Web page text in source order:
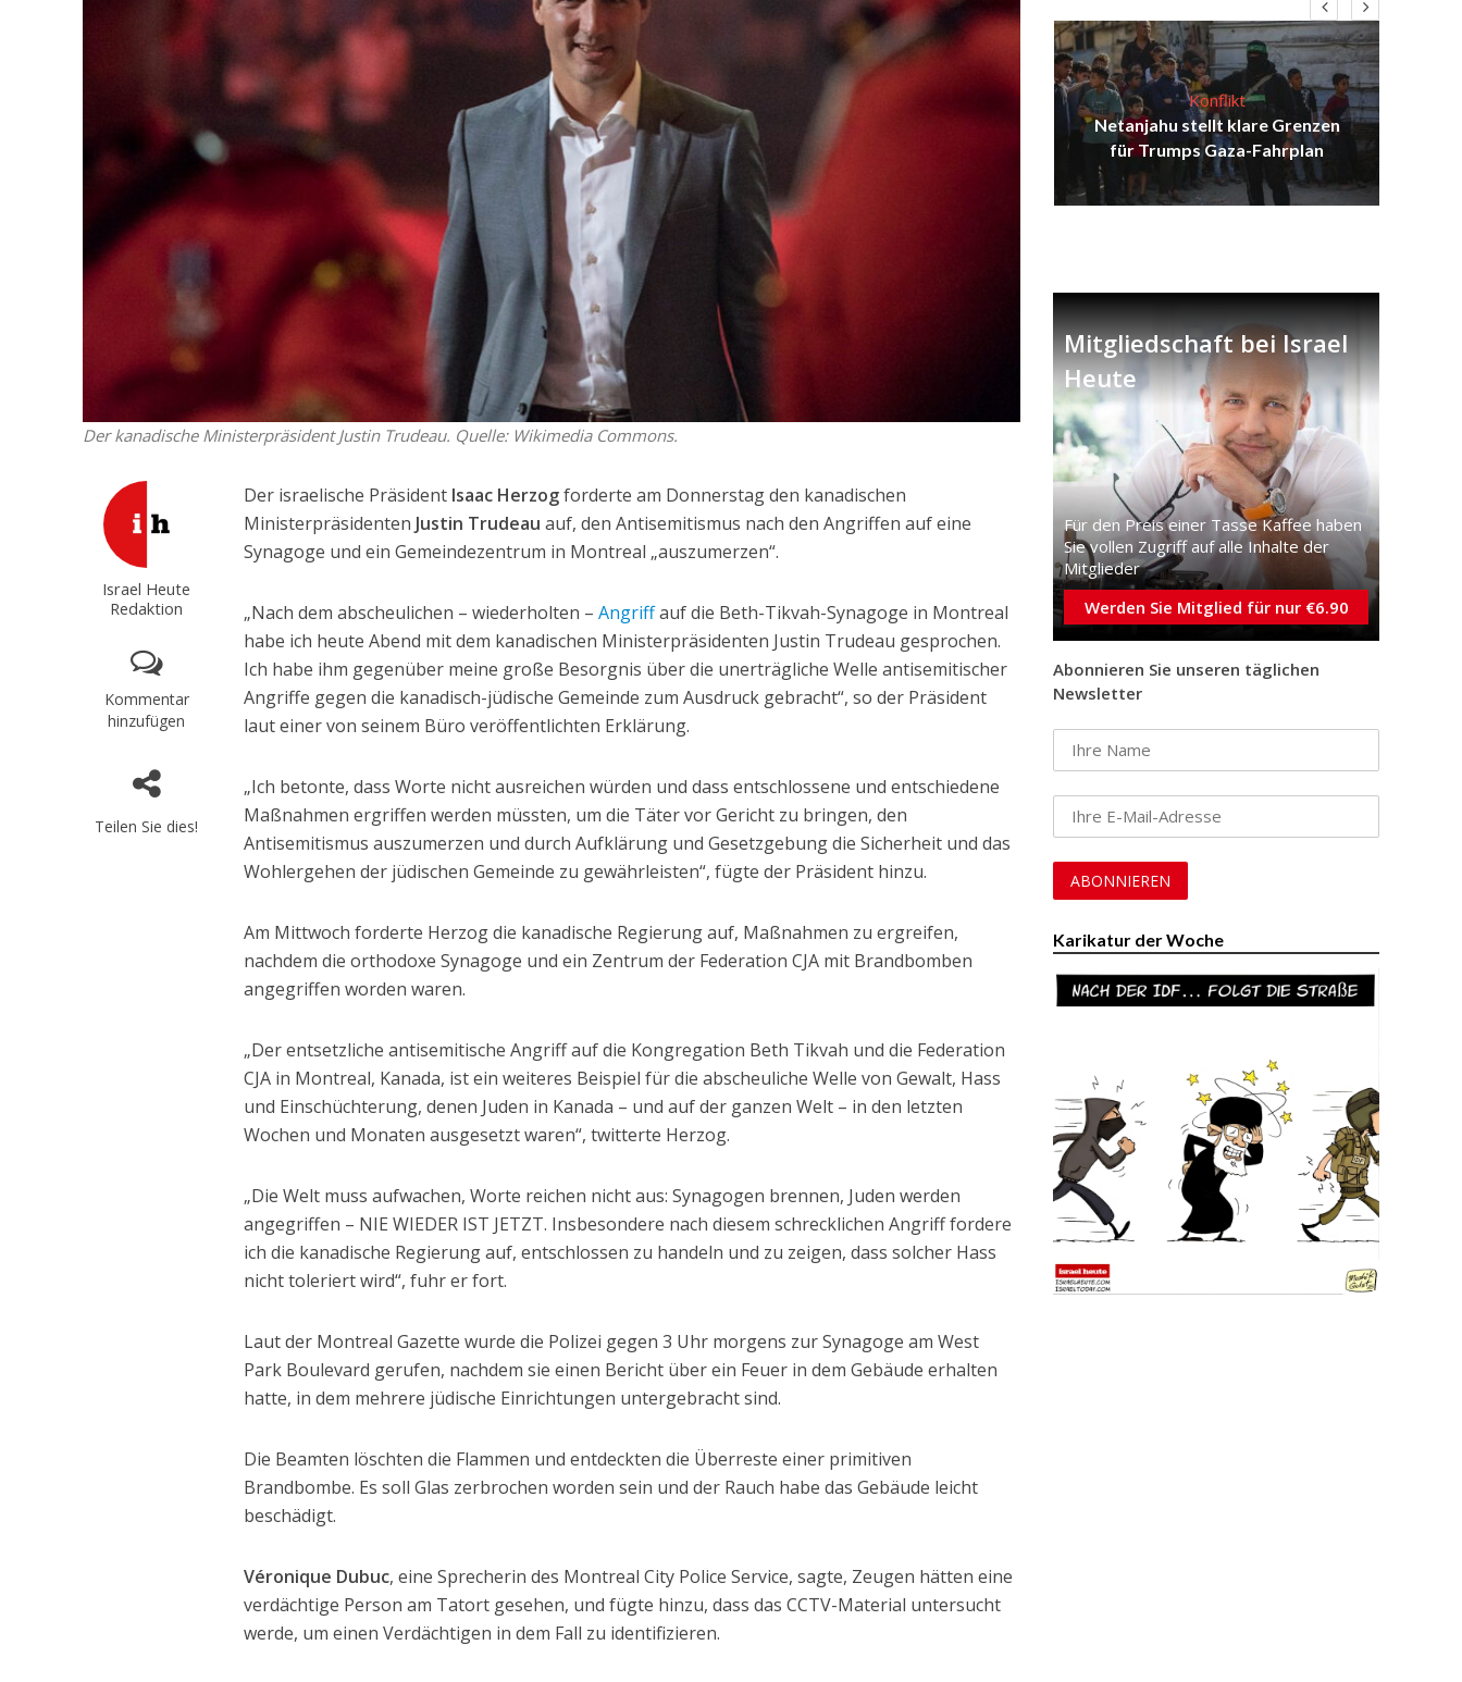
Der kanadische Ministerpräsident Justin Trudeau. Quelle: Wikimedia Commons.
Israel Heute
Redaktion
Kommentar
hinzufügen
Teilen Sie dies!
Der israelische Präsident Isaac Herzogforderte am Donnerstag den kanadischen
MinisterpräsidentenJustin Trudeau auf, den Antisemitismus nach den Angriffen auf eine
Synagoge und ein Gemeindezentrum in Montreal „auszumerzen“.
„Nach dem abscheulichen – wiederholten –Angriffauf die Beth-Tikvah-Synagoge in Montreal
habe ich heute Abend mit dem kanadischen Ministerpräsidenten Justin Trudeau gesprochen.
Ich habe ihm gegenüber meine große Besorgnis über die unerträgliche Welle antisemitischer
Angriffe gegen die kanadisch-jüdische Gemeinde zum Ausdruck gebracht“, so der Präsident
laut einer von seinem Büro veröffentlichten Erklärung.
„Ich betonte, dass Worte nicht ausreichen würden und dass entschlossene und entschiedene
Maßnahmen ergriffen werden müssten, um die Täter vor Gericht zu bringen, den
Antisemitismus auszumerzen und durch Aufklärung und Gesetzgebung die Sicherheit und das
Wohlergehen der jüdischen Gemeinde zu gewährleisten“, fügte der Präsident hinzu.
Am Mittwoch forderte Herzog die kanadische Regierung auf, Maßnahmen zu ergreifen,
nachdem die orthodoxe Synagoge und ein Zentrum der Federation CJA mit Brandbomben
angegriffen worden waren.
„Der entsetzliche antisemitische Angriff auf die Kongregation Beth Tikvah und die Federation
CJA in Montreal, Kanada, ist ein weiteres Beispiel für die abscheuliche Welle von Gewalt, Hass
und Einschüchterung, denen Juden in Kanada – und auf der ganzen Welt – in den letzten
Wochen und Monaten ausgesetzt waren“, twitterte Herzog.
„Die Welt muss aufwachen, Worte reichen nicht aus: Synagogen brennen, Juden werden
angegriffen – NIE WIEDER IST JETZT. Insbesondere nach diesem schrecklichen Angriff fordere
ich die kanadische Regierung auf, entschlossen zu handeln und zu zeigen, dass solcher Hass
nicht toleriert wird“, fuhr er fort.
Laut der Montreal Gazette wurde die Polizei gegen 3 Uhr morgens zur Synagoge am West
Park Boulevard gerufen, nachdem sie einen Bericht über ein Feuer in dem Gebäude erhalten
hatte, in dem mehrere jüdische Einrichtungen untergebracht sind.
Die Beamten löschten die Flammen und entdeckten die Überreste einer primitiven
Brandbombe. Es soll Glas zerbrochen worden sein und der Rauch habe das Gebäude leicht
beschädigt.
Véronique Dubuc, eine Sprecherin des Montreal City Police Service, sagte, Zeugen hätten eine
verdächtige Person am Tatort gesehen, und fügte hinzu, dass das CCTV-Material untersucht
werde, um einen Verdächtigen in dem Fall zu identifizieren.
Israel
Israelische Wahlen 2026: Das ist
die Knesset – Moshe Abutbul
Israel-Wahlen 2026: Das ist die
Knesset – Debbie Biton
Konflikt
Netanjahu stellt klare Grenzen
für Trumps Gaza-Fahrplan
Mitgliedschaft bei Israel
Heute
Für den Preis einer Tasse Kaffee haben
Sie vollen Zugriff auf alle Inhalte der
Mitglieder
Werden Sie Mitglied für nur €6.90
Abonnieren Sie unseren täglichen
Newsletter
Karikatur der Woche